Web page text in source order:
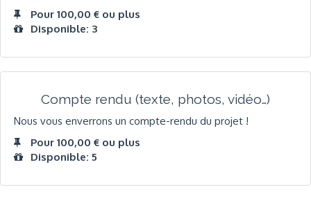
Pour 100,00 € ou plus
Disponible: 3
Compte rendu (texte, photos, vidéo…)
Nous vous enverrons un compte-rendu du projet !
Pour 100,00 € ou plus
Disponible: 5